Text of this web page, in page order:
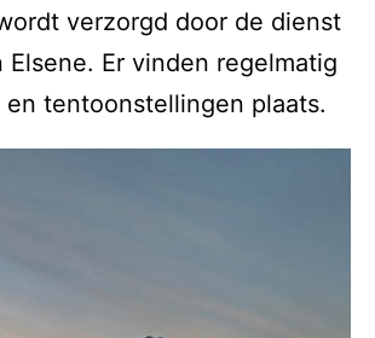
verzorgd door de dienst
Elsene. Er vinden regelmatig
tentoonstellingen plaats.